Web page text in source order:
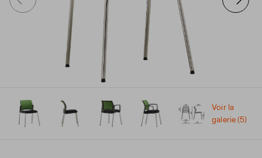
Voir la
galerie (5)